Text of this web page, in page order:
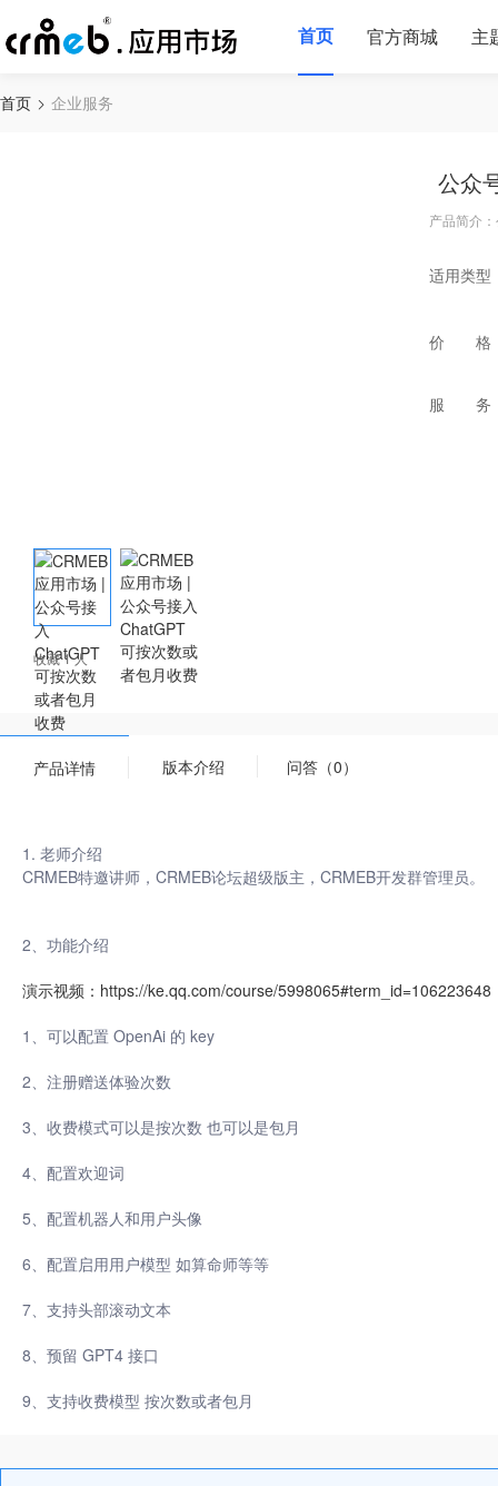
首页 官方商城 主
首页 企业服务
收藏 1 人
公众
产品简介
适用类型
价 格
服 务
产品详情 版本介绍 问答（0）
1. 老师介绍
CRMEB特邀讲师，CRMEB论坛超级版主，CRMEB开发群管理员。
2、功能介绍
演示视频：https://ke.qq.com/course/5998065#term_id=106223648
1、可以配置 OpenAi 的 key
2、注册赠送体验次数
3、收费模式可以是按次数 也可以是包月
4、配置欢迎词
5、配置机器人和用户头像
6、配置启用用户模型 如算命师等等
7、支持头部滚动文本
8、预留 GPT4 接口
9、支持收费模型 按次数或者包月